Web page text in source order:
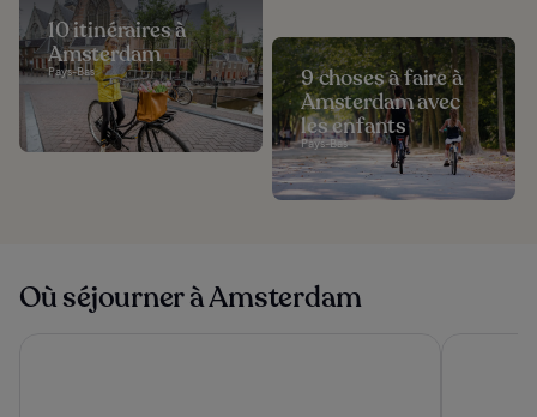
10 itinéraires à
Amsterdam
Pays-Bas
9 choses à faire à
Amsterdam avec
les enfants
Pays-Bas
Où séjourner à Amsterdam